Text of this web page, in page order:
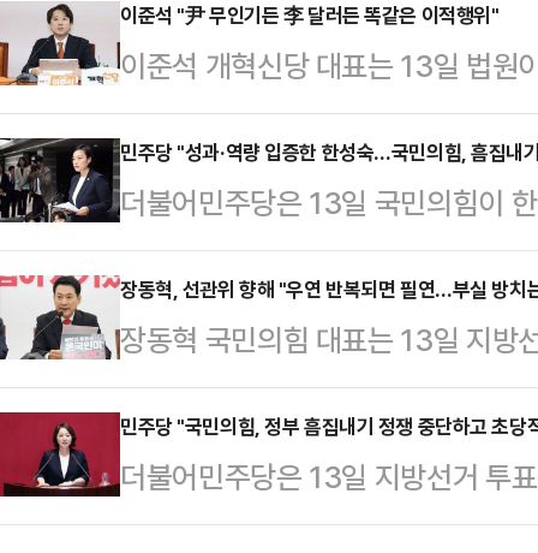
총리 자리를 내어주는 꼴"이라며
힘 수석대변인은 이날 오전 논평을
인사 실패가 아니라 이재명 정부의
건"이라며 이같이 밝혔다.그는 "한
사실을 인지하고도 장기간 시정하
인사청문회에서 '신속히…
이준석 "尹 무인기든 李 달러든 똑같은 이적행위"
이준석 개혁신당 대표는 13일 법원
고한 것과 관련해 "이제 적에게 돈
법정에서 끝을 봐야 한다"며 이 대
으로 겨냥했다.이준석 대표는 이날
통령께 경고한다. 판결을 피해 공소
작하시는 것의 두 배, 세 배가 될 것
대통령에게 징역 30년을 선고했다
기를 날…
민주당 "성과·역량 입증한 한성숙…국민의힘, 흠집내
더불어민주당은 13일 국민의힘이
제기하며 사퇴를 압박하는 것을 두
도식 흠집내기를 중단하라"고 촉구
후 서면브리핑을 통해 "국민의힘은
일부 내용만 물고 늘어지기를 되풀
보자는 손해를 감수해서라도 다주
위해 잠실 아파트를 직전 거래 대
"강남과 양평의 주택 역시 …
장동혁, 선관위 향해 "우연 반복되면 필연…부실 방치
장동혁 국민의힘 대표는 13일 지방
거관리위원회의 해명을 두고 "무능
법과 부정"이라며 선관위 해체와
날 오후 자신의 페이스북을 통해 "
실을 의도적으로 방치하는 것이 바
민주당 "국민의힘, 정부 흠집내기 정쟁 중단하고 초당
더불어민주당은 13일 지방선거 투
소모적인 공세를 멈추고 부정선거